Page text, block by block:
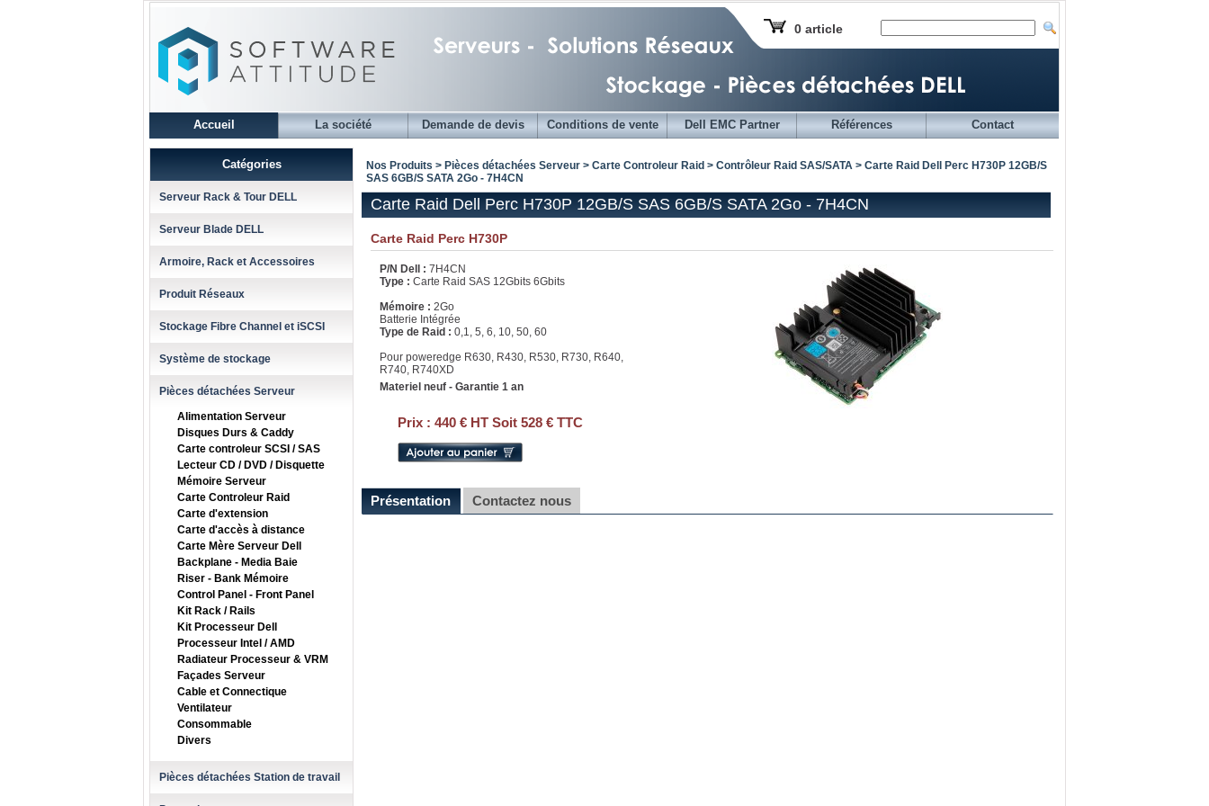
0 article
Accueil La société Demande de devis Conditions de vente Dell EMC Partner Références Contact
Catégories
Serveur Rack & Tour DELL
Serveur Blade DELL
Armoire, Rack et Accessoires
Produit Réseaux
Stockage Fibre Channel et iSCSI
Système de stockage
Pièces détachées Serveur
Alimentation Serveur
Disques Durs & Caddy
Carte controleur SCSI / SAS
Lecteur CD / DVD / Disquette
Mémoire Serveur
Carte Controleur Raid
Carte d'extension
Carte d'accès à distance
Carte Mère Serveur Dell
Backplane - Media Baie
Riser - Bank Mémoire
Control Panel - Front Panel
Kit Rack / Rails
Kit Processeur Dell
Processeur Intel / AMD
Radiateur Processeur & VRM
Façades Serveur
Cable et Connectique
Ventilateur
Consommable
Divers
Pièces détachées Station de travail
Nos Produits > Pièces détachées Serveur > Carte Controleur Raid > Contrôleur Raid SAS/SATA > Carte Raid Dell Perc H730P 12GB/S
SAS 6GB/S SATA 2Go - 7H4CN
Carte Raid Dell Perc H730P 12GB/S SAS 6GB/S SATA 2Go - 7H4CN
Carte Raid Perc H730P
P/N Dell : 7H4CN
Type : Carte Raid SAS 12Gbits 6Gbits
Mémoire : 2Go
Batterie Intégrée
Type de Raid : 0,1, 5, 6, 10, 50, 60
Pour poweredge R630, R430, R530, R730, R640,
R740, R740XD
Materiel neuf - Garantie 1 an
Prix : 440 € HT Soit 528 € TTC
Présentation Contactez nous